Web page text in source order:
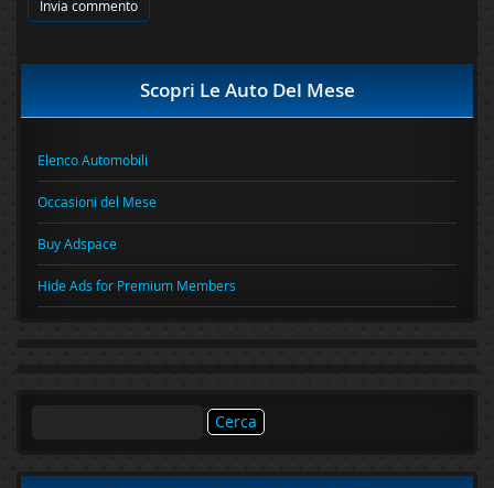
Scopri Le Auto Del Mese
Elenco Automobili
Occasioni del Mese
Buy Adspace
Hide Ads for Premium Members